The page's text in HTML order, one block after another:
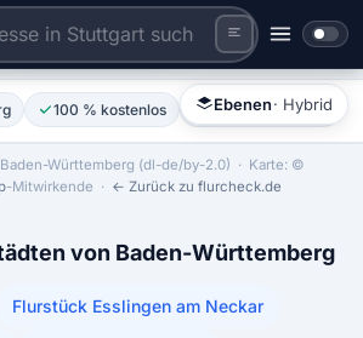
Tiles © Esri | Labels © Esri
Flurstück anklicken
Ebenen· Hybrid
100 % kostenlos Ohne Anmeldung
Württemberg (dl-de/by-2.0) · Karte: ©
-Mitwirkende · ← Zurück zu flurcheck.de
von Baden-Württemberg
Flurstück Esslingen am Neckar